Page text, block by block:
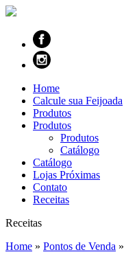
Home
Calcule sua Feijoada
Produtos
Produtos
Produtos
Catálogo
Catálogo
Lojas Próximas
Contato
Receitas
Receitas
Home » Pontos de Venda »